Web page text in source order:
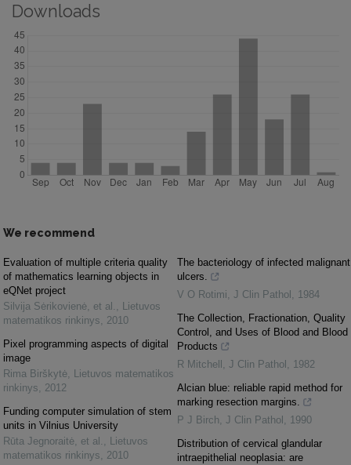
Downloads
We recommend
Evaluation of multiple criteria quality
of mathematics learning objects in
eQNet project
Silvija Sėrikovienė, et al. , Lietuvos
matematikos rinkinys, 2010
Pixel programming aspects of digital
image
Rima Birškytė, Lietuvos matematikos
rinkinys, 2012
Funding computer simulation of stem
units in Vilnius University
Rūta Jegnoraitė, et al. , Lietuvos
matematikos rinkinys, 2010
The bacteriology of infected malignant
ulcers.
V O Rotimi, J Clin Pathol , 1984
The Collection, Fractionation, Quality
Control, and Uses of Blood and Blood
Products
R Mitchell , J Clin Pathol , 1982
Alcian blue: reliable rapid method for
marking resection margins.
P J Birch, J Clin Pathol , 1990
Distribution of cervical glandular
intraepithelial neoplasia: are